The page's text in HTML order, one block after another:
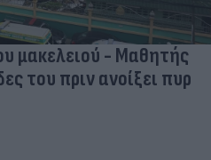
μακελειού - Μαθητής
του πριν ανοίξει πυρ